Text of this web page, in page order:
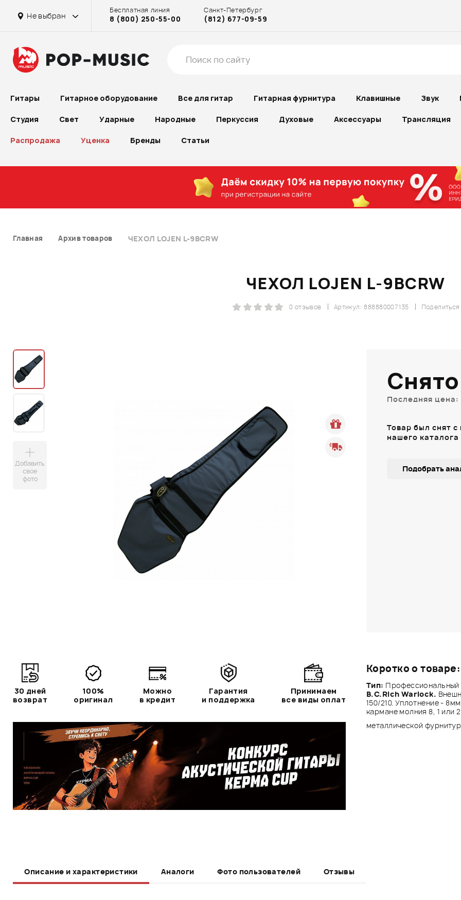
Не выбран
Бесплатная линия
8 (800) 250-55-00
Санкт-Петербург
(812) 677-09-59
Гитары Гитарное оборудование Все для гитар Гитарная фурнитура Клавишные Звук
Студия Свет Ударные Народные Перкуссия Духовые Аксессуары Трансляция
Распродажа Уценка Бренды Статьи
Главная Архив товаров ЧЕХОЛ LOJEN L-9BCRW
ЧЕХОЛ LOJEN L-9BCRW
Поделиться
Артикул: 888880007135
0 отзывов
Добавить
свое
фото
Коротко о товаре:
Тип: Профессиональный
B.C.Rich Warlock.
150/210. Уплотнение -
кармане молния 8, 1 или
металлической
Последняя цена:
Товар был снят
нашего каталога
Подобрать
30 дней
возврат
100%
оригинал
Можно
в кредит
Гарантия
и поддержка
Принимаем
все виды оплат
Описание и характеристики Аналоги Фото пользователей Отзывы